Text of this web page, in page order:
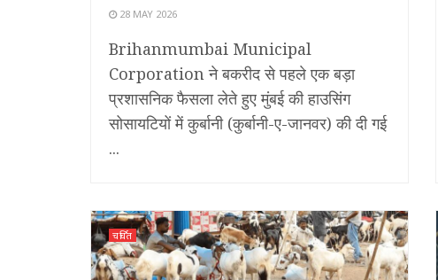
28 MAY 2026
Brihanmumbai Municipal
Corporation ने बकरीद से पहले एक बड़ा
प्रशासनिक फैसला लेते हुए मुंबई की हाउसिंग
सोसायटियों में कुर्बानी (कुर्बानी-ए-जानवर) की दी गई
...
चर्चित